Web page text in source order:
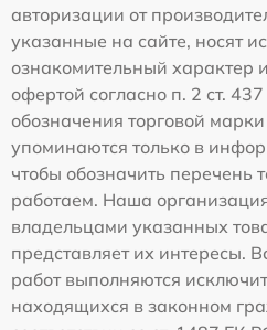
авторизации от
указанные на сайте, носят
ознакомительный характер
офертой согласно п. 2 ст.
обозначения торговой
упоминаются только в
чтобы обозначить перечень
работаем. Наша
владельцами указанных
представляет их интересы.
работ выполняются
находящихся в законном